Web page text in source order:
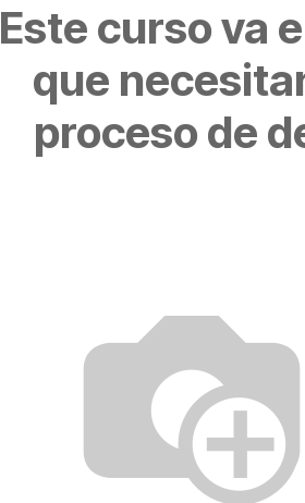
Este cursova
que
proceso de